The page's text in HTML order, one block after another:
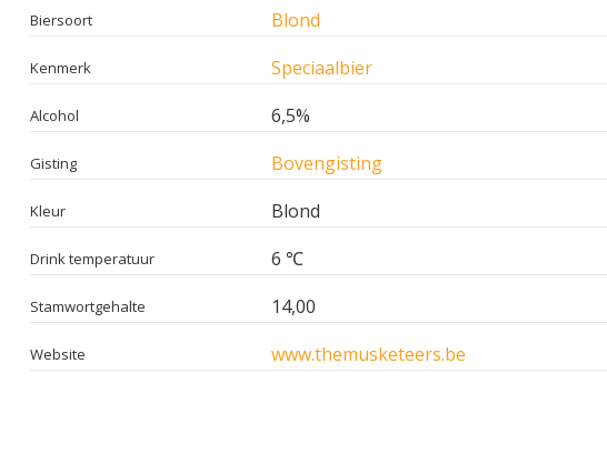
Biersoort Blond
Kenmerk Speciaalbier
Alcohol 6,5%
Gisting Bovengisting
Kleur Blond
Drink temperatuur 6 ℃
Stamwortgehalte 14,00
Website www.themusketeers.be